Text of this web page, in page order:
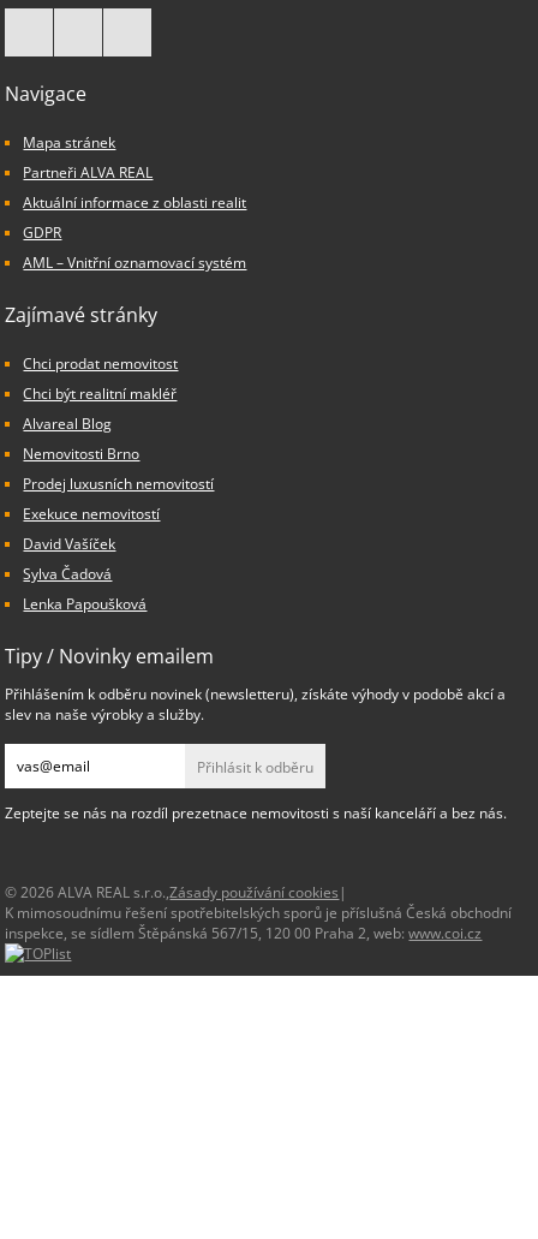
Navigace
Mapa stránek
Partneři ALVA REAL
Aktuální informace z oblasti realit
GDPR
AML – Vnitřní oznamovací systém
Zajímavé stránky
Chci prodat nemovitost
Chci být realitní makléř
Alvareal Blog
Nemovitosti Brno
Prodej luxusních nemovitostí
Exekuce nemovitostí
David Vašíček
Sylva Čadová
Lenka Papoušková
Tipy / Novinky emailem
Přihlášením k odběru novinek (newsletteru), získáte výhody v podobě akcí a
slev na naše výrobky a služby.
Přihlásit k odběru
Zeptejte se nás na rozdíl prezetnace nemovitosti s naší kanceláří a bez nás.
© 2026 ALVA REAL s.r.o.,Zásady používání cookies |
K mimosoudnímu řešení spotřebitelských sporů je příslušná Česká obchodní
inspekce, se sídlem Štěpánská 567/15, 120 00 Praha 2, web:www.coi.cz